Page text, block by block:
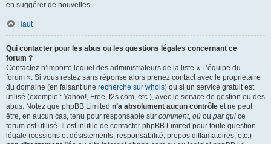
en suggérer de nouvelles.
Haut
Qui contacter pour les abus ou les questions légales concernant ce
forum ?
Contactez n’importe lequel des administrateurs de la liste « L’équipe du
forum ». Si vous restez sans réponse alors prenez contact avec le propriétaire
du domaine (en faisant une recherche sur whois) ou si un service gratuit est
utilisé (exemple : Yahoo!, Free, f2s.com, etc.), avec le service de gestion ou des
abus. Notez que phpBB Limited n’a absolument aucun contrôle et ne peut
être, en aucun cas, tenu pour responsable sur comment, où ou par qui ce
forum est utilisé. Il est inutile de contacter phpBB Limited pour toute question
légale (cessions et désistements, responsabilité, propos diffamatoires, etc.)